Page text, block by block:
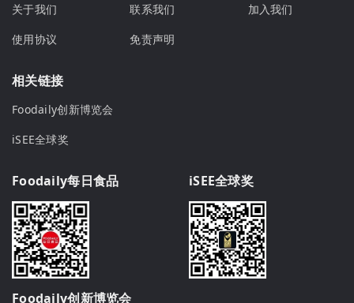
关于我们 联系我们
加入我们
使用协议
免责声明
相关链接
Foodaily创新博览会
iSEE全球奖
Foodaily每日食品 iSEE全球奖
Foodaily创新博览会